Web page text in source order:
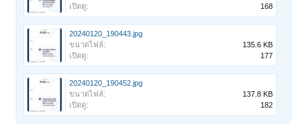
เปิดดู:
168
20240120_190443.jpg
ขนาดไฟล์:
135.6 KB
เปิดดู:
177
20240120_190452.jpg
ขนาดไฟล์:
137.8 KB
เปิดดู:
182